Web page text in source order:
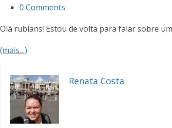
0 Comments
Olá rubians! Estou de volta para falar sobre
(mais…)
Renata Costa